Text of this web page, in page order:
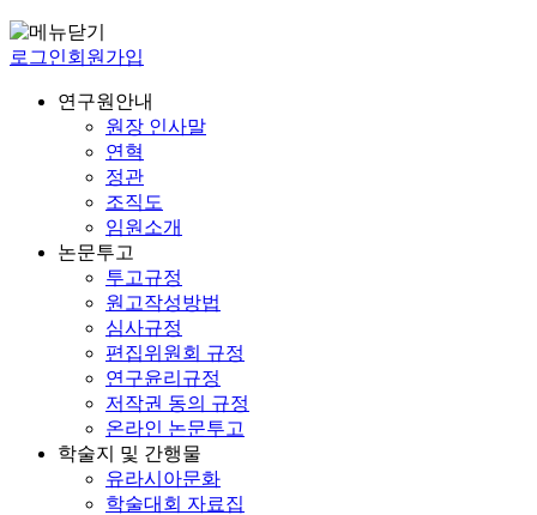
로그인회원가입
연구원안내
원장 인사말
연혁
정관
조직도
임원소개
논문투고
투고규정
원고작성방법
심사규정
편집위원회 규정
연구윤리규정
저작권 동의 규정
온라인 논문투고
학술지 및 간행물
유라시아문화
학술대회 자료집